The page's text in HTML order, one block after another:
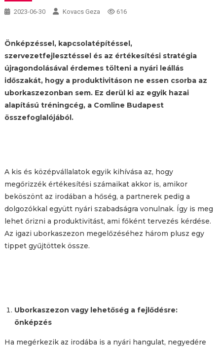
2023-06-30 Kovacs Geza 616
Önképzéssel, kapcsolatépítéssel,
szervezetfejlesztéssel és az értékesítési stratégia
újragondolásával érdemes tölteni a nyári leállás
időszakát, hogy a produktivitáson ne essen csorba az
uborkaszezonban sem. Ez derül ki az egyik hazai
alapítású tréningcég, a Comline Budapest
összefoglalójából.
A kis és középvállalatok egyik kihívása az, hogy
megőrizzék értékesítési számaikat akkor is, amikor
beköszönt az irodában a hőség, a partnerek pedig a
dolgozókkal együtt nyári szabadságra vonulnak. Így is meg
lehet őrizni a produktivitást, ami főként tervezés kérdése.
Az igazi uborkaszezon megelőzéséhez három plusz egy
tippet gyűjtöttek össze.
Uborkaszezon vagy lehetőség a fejlődésre:
önképzés
Ha megérkezik az irodába is a nyári hangulat, negyedére